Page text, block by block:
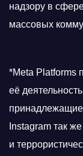
надзору в
массовых
*Meta Platforms
её
принадлежащие
Instagram так
и